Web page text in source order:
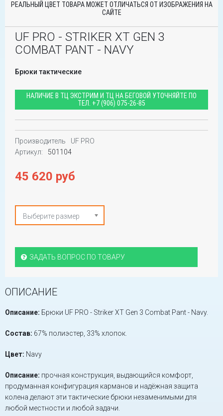
РЕАЛЬНЫЙ ЦВЕТ ТОВАРА МОЖЕТ ОТЛИЧАТЬСЯ ОТ ИЗОБРАЖЕНИЯ НА
САЙТЕ
UF PRO - STRIKER XT GEN 3
COMBAT PANT - NAVY
Брюки тактические
НАЛИЧИЕ В ТЦ ЭКСТРИМ И ТЦ НА БЕГОВОЙ УТОЧНЯЙТЕ ПО
ТЕЛ. +7 (906) 075-26-85
Производитель
UF PRO
Артикул:
501104
45 620 руб
Выберите размер
ЗАДАТЬ ВОПРОС ПО ТОВАРУ
ОПИСАНИЕ
Описание: Брюки UF PRO - Striker XT Gen 3 Combat Pant - Navy.
Состав: 67% полиэстер, 33% хлопок.
Цвет: Navy
Описание: прочная конструкция, выдающийся комфорт,
продуманная конфигурация карманов и надёжная защита
колена делают эти тактические брюки незаменимыми для
любой местности и любой задачи.